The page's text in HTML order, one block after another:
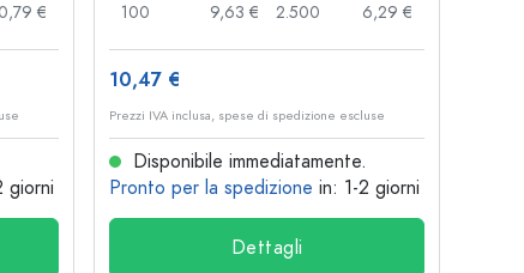
0,79 €
giorni
100
9,63 €
2.500
6,29 €
10,47 €
Prezzi IVA inclusa, spese di spedizione escluse
Disponibile immediatamente.
Pronto per la spedizione in: 1-2 giorni
Dettagli